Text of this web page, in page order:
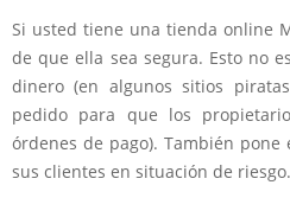
Si usted tiene una tienda online
de que ella sea segura. Esto no
dinero (en algunos sitios
pedido para que los
órdenes de pago). También
sus clientes en situación de riesgo.